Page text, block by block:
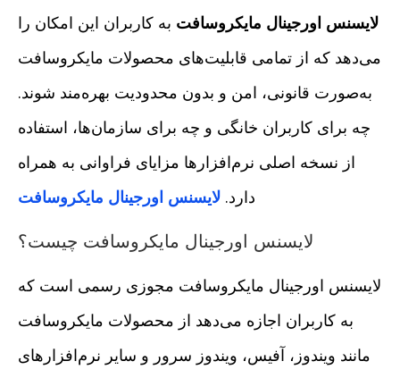
لایسنس اورجینال مایکروسافت به کاربران این امکان را
می‌دهد که از تمامی قابلیت‌های محصولات مایکروسافت
به‌صورت قانونی، امن و بدون محدودیت بهره‌مند شوند.
چه برای کاربران خانگی و چه برای سازمان‌ها، استفاده
از نسخه اصلی نرم‌افزارها مزایای فراوانی به همراه
دارد. لایسنس اورجینال مایکروسافت
لایسنس اورجینال مایکروسافت چیست؟
لایسنس اورجینال مایکروسافت مجوزی رسمی است که
به کاربران اجازه می‌دهد از محصولات مایکروسافت
مانند ویندوز، آفیس، ویندوز سرور و سایر نرم‌افزارهای